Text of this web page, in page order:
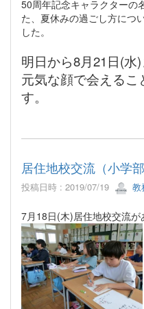
50周年記念キャラクターの
た、夏休みの過ごし方につ
した。
明日から8月21日(水
元気な顔で会えるこ
す。
居住地校交流（小学部
投稿日時 : 2019/07/19 教
7月18日(木)居住地校交流が